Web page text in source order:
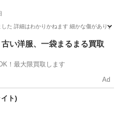
た 詳細はわかりかねます 細かな傷があり
テーブル
古い洋服、一袋まるまる買取
！最大限買取します
Ad
ト)